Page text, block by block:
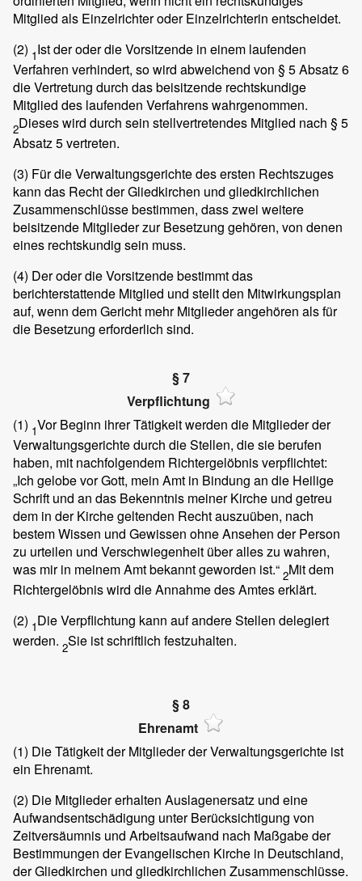
Mitglied als Einzelrichter oder Einzelrichterin entscheidet.
(2) 1Ist der oder die Vorsitzende in einem laufenden
Verfahren verhindert, so wird abweichend von § 5 Absatz 6
die Vertretung durch das beisitzende rechtskundige
Mitglied des laufenden Verfahrens wahrgenommen.
2Dieses wird durch sein stellvertretendes Mitglied nach § 5
Absatz 5 vertreten.
(3) Für die Verwaltungsgerichte des ersten Rechtszuges
kann das Recht der Gliedkirchen und gliedkirchlichen
Zusammenschlüsse bestimmen, dass zwei weitere
beisitzende Mitglieder zur Besetzung gehören, von denen
eines rechtskundig sein muss.
(4) Der oder die Vorsitzende bestimmt das
berichterstattende Mitglied und stellt den Mitwirkungsplan
auf, wenn dem Gericht mehr Mitglieder angehören als für
die Besetzung erforderlich sind.
§ 7
Verpflichtung
(1) 1Vor Beginn ihrer Tätigkeit werden die Mitglieder der
Verwaltungsgerichte durch die Stellen, die sie berufen
haben, mit nachfolgendem Richtergelöbnis verpflichtet:
„Ich gelobe vor Gott, mein Amt in Bindung an die Heilige
Schrift und an das Bekenntnis meiner Kirche und getreu
dem in der Kirche geltenden Recht auszuüben, nach
bestem Wissen und Gewissen ohne Ansehen der Person
zu urteilen und Verschwiegenheit über alles zu wahren,
was mir in meinem Amt bekannt geworden ist.“ 2Mit dem
Richtergelöbnis wird die Annahme des Amtes erklärt.
(2) 1Die Verpflichtung kann auf andere Stellen delegiert
werden. 2Sie ist schriftlich festzuhalten.
§ 8
Ehrenamt
(1) Die Tätigkeit der Mitglieder der Verwaltungsgerichte ist
ein Ehrenamt.
(2) Die Mitglieder erhalten Auslagenersatz und eine
Aufwandsentschädigung unter Berücksichtigung von
Zeitversäumnis und Arbeitsaufwand nach Maßgabe der
Bestimmungen der Evangelischen Kirche in Deutschland,
der Gliedkirchen und gliedkirchlichen Zusammenschlüsse.